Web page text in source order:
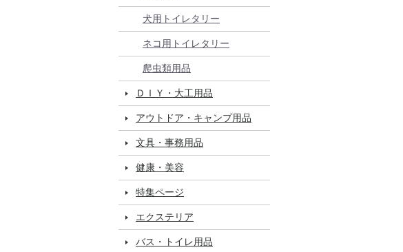
犬用トイレタリー
ネコ用トイレタリー
爬虫類用品
ＤＩＹ・大工用品
アウトドア・キャンプ用品
文具・事務用品
健康・美容
特集ページ
エクステリア
バス・トイレ用品